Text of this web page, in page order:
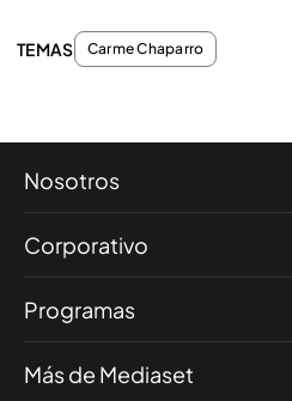
TEMAS Carme Chaparro
Nosotros
Corporativo
Programas
Más de Mediaset